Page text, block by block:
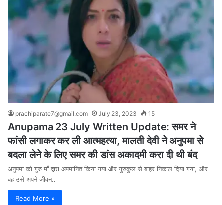
prachiparate7@gmail.com July 23, 2023 15
Anupama 23 July Written Update: समर ने
फांसी लगाकर कर ली आत्महत्या, मालती देवी ने अनुपमा से
बदला लेने के लिए समर की डांस अकादमी करा दी थी बंद
अनुपमा को गुरु माँ द्वारा अपमानित किया गया और गुरुकुल से बाहर निकाल दिया गया, और
वह उसे अपने जीवन…
Read More »